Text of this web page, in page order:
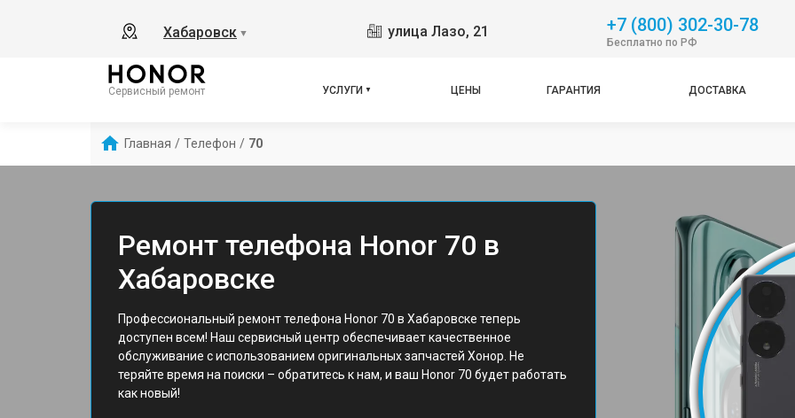
Хабаровск ▼ улица Лазо, 21 +7 (800) 302-30-78
Бесплатно по РФ
Сервисный ремонт УСЛУГИ ЦЕНЫ ГАРАНТИЯ ДОСТАВКА
Главная / Телефон / 70
Ремонт телефона Honor 70 в
Хабаровске
Профессиональный ремонт телефона Honor 70 в Хабаровске теперь
доступен всем! Наш сервисный центр обеспечивает качественное
обслуживание с использованием оригинальных запчастей Хонор. Не
теряйте время на поиски – обратитесь к нам, и ваш Honor 70 будет работать
как новый!